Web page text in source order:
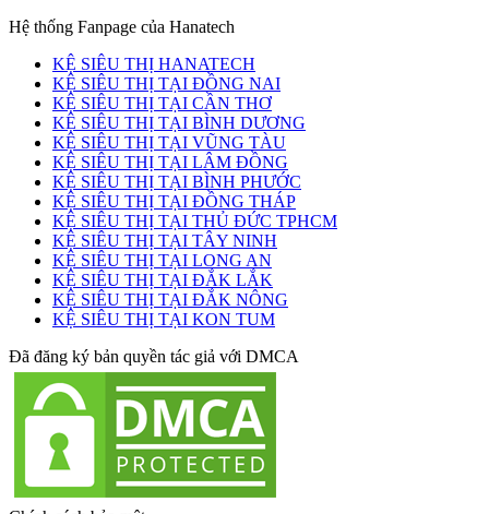
Hệ thống Fanpage của Hanatech
KỆ SIÊU THỊ HANATECH
KỆ SIÊU THỊ TẠI ĐỒNG NAI
KỆ SIÊU THỊ TẠI CẦN THƠ
KỆ SIÊU THỊ TẠI BÌNH DƯƠNG
KỆ SIÊU THỊ TẠI VŨNG TÀU
KỆ SIÊU THỊ TẠI LÂM ĐỒNG
KỆ SIÊU THỊ TẠI BÌNH PHƯỚC
KỆ SIÊU THỊ TẠI ĐỒNG THÁP
KỆ SIÊU THỊ TẠI THỦ ĐỨC TPHCM
KỆ SIÊU THỊ TẠI TÂY NINH
KỆ SIÊU THỊ TẠI LONG AN
KỆ SIÊU THỊ TẠI ĐẮK LẮK
KỆ SIÊU THỊ TẠI ĐẮK NÔNG
KỆ SIÊU THỊ TẠI KON TUM
Đã đăng ký bản quyền tác giả với DMCA